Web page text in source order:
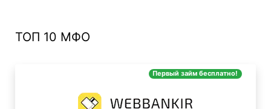
ТОП 10 МФО
Первый займ бесплатно!